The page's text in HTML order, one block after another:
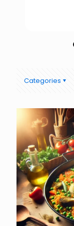
Categories